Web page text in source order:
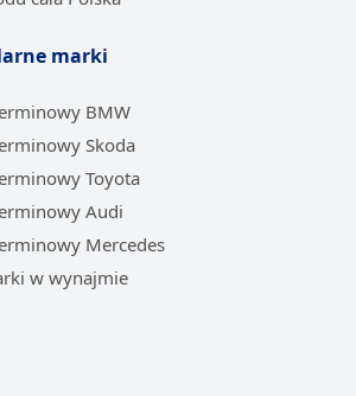
marki
BMW
Skoda
Toyota
Audi
Mercedes
w wynajmie